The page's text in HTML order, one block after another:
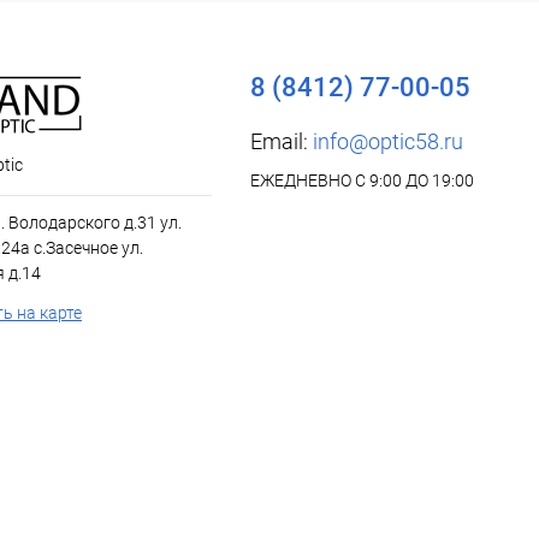
Володарского д.31 ул.
с.Засечное ул.
д.14
на карте
8 (8412) 77-00-05
Email: info@optic58.ru
ЕЖЕДНЕВНО С 9:00 ДО 19:00